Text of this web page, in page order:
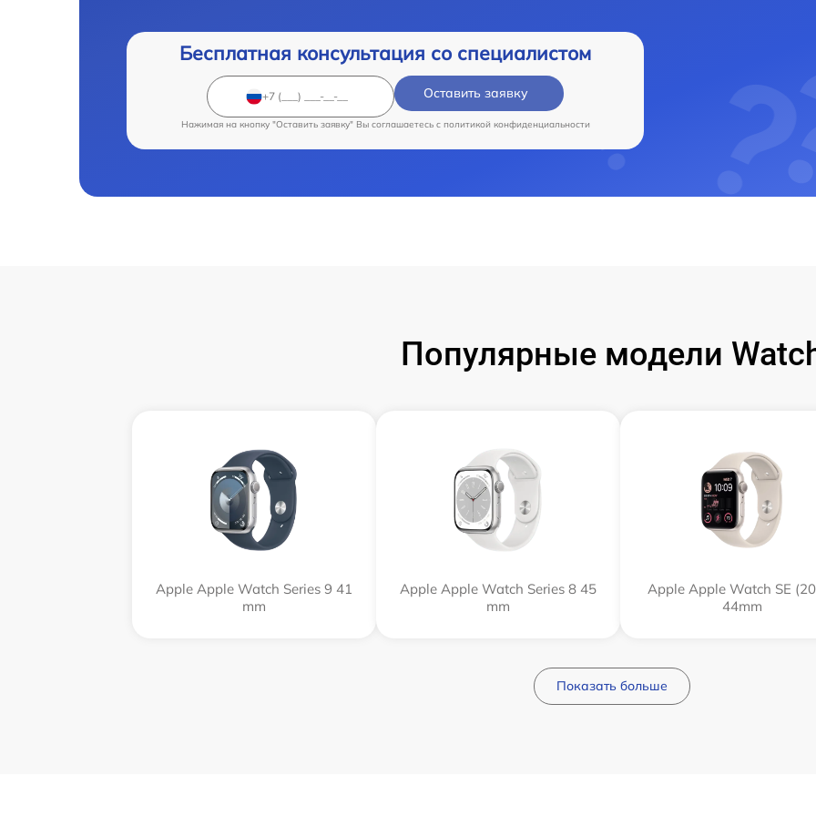
Бесплатная консультация со специалистом
Оставить заявку
Нажимая на кнопку "Оставить заявку" Вы соглашаетесь c политикой конфиденциальности
Популярные модели
Apple Apple Watch Series 9 41
mm
Apple Apple Watch Series 8 45
mm
Apple Apple Watch SE
44mm
Показать больше